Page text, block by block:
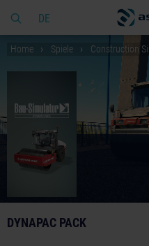
DE
Home Spiele Construction
DYNAPAC PACK